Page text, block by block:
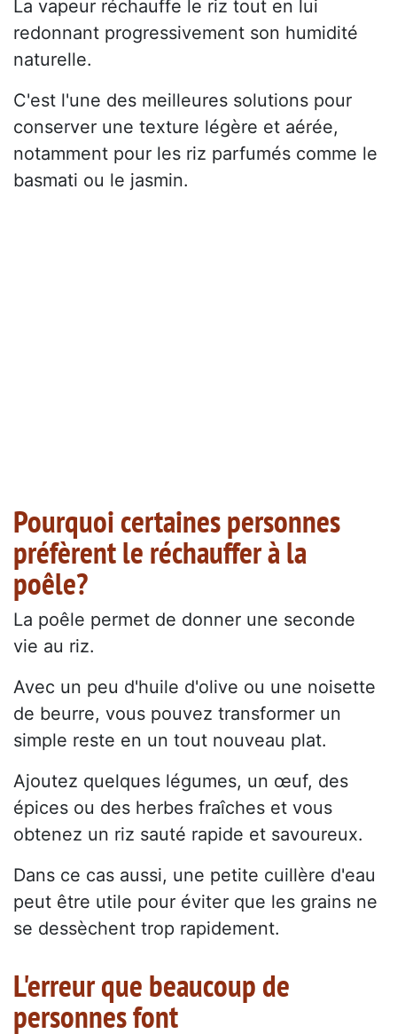
La vapeur réchauffe le riz tout en lui
redonnant progressivement son humidité
naturelle.
C'est l'une des meilleures solutions pour
conserver une texture légère et aérée,
notamment pour les riz parfumés comme le
basmati ou le jasmin.
Pourquoi certaines personnes
préfèrent le réchauffer à la
poêle?
La poêle permet de donner une seconde
vie au riz.
Avec un peu d'huile d'olive ou une noisette
de beurre, vous pouvez transformer un
simple reste en un tout nouveau plat.
Ajoutez quelques légumes, un œuf, des
épices ou des herbes fraîches et vous
obtenez un riz sauté rapide et savoureux.
Dans ce cas aussi, une petite cuillère d'eau
peut être utile pour éviter que les grains ne
se dessèchent trop rapidement.
L'erreur que beaucoup de
personnes font